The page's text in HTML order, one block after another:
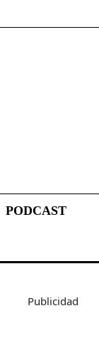
PODCAST
Publicidad